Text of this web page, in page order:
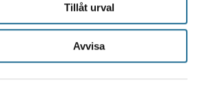
Tillåt urval
Avvisa